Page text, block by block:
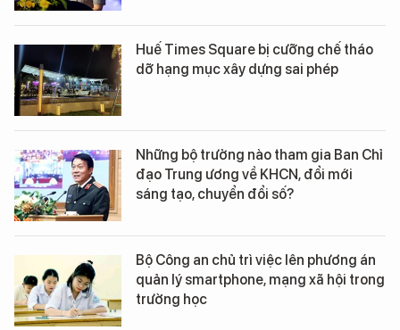
Huế Times Square bị cưỡng chế tháo
dỡ hạng mục xây dựng sai phép
Những bộ trưởng nào tham gia Ban Chỉ
đạo Trung ương về KHCN, đổi mới
sáng tạo, chuyển đổi số?
Bộ Công an chủ trì việc lên phương án
quản lý smartphone, mạng xã hội trong
trường học